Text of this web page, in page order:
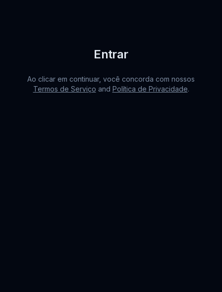
Entrar
Ao clicar em continuar, você concorda com nossos
Termos de Serviço and Política de Privacidade.